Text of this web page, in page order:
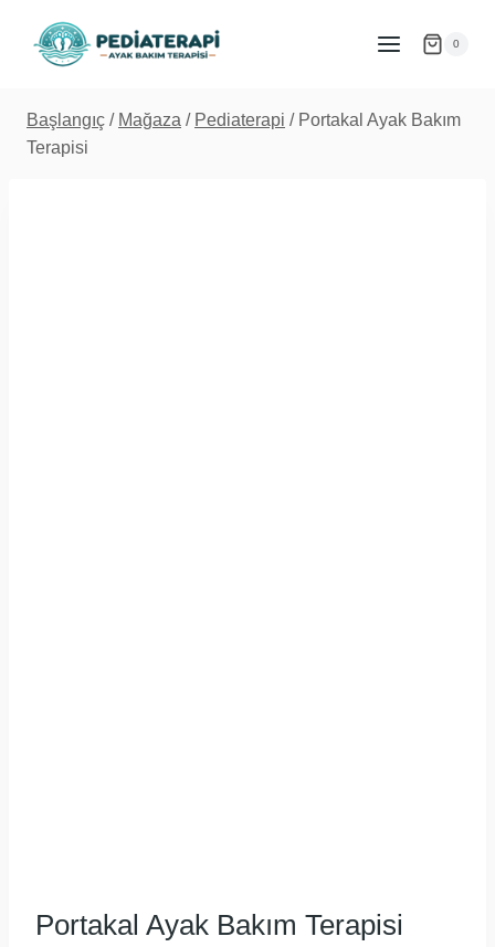
0
Başlangıç / Mağaza / Pediaterapi / Portakal Ayak Bakım
Terapisi
Portakal Ayak Bakım Terapisi